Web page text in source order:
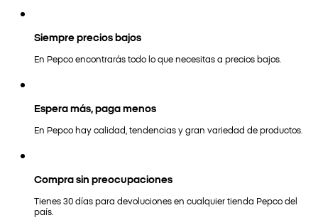
Siempre precios bajos
En Pepco encontrarás todo lo que necesitas a precios bajos.
Espera más, paga menos
En Pepco hay calidad, tendencias y gran variedad de productos.
Compra sin preocupaciones
Tienes 30 días para devoluciones en cualquier tienda Pepco del
país.